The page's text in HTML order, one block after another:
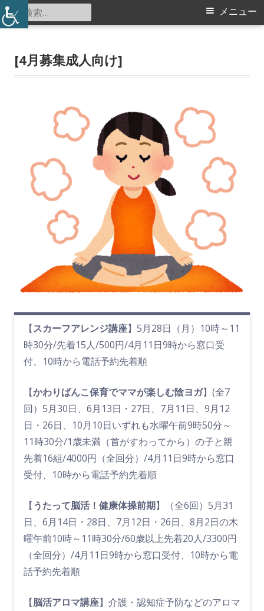
コ
ン
仲町台地区センター
メ
メニュー
検
索:
[4月募集成人向け]
【スカーフアレンジ講座】5月28日（月）10時～11
時30分/先着15人/500円/4月11日9時から窓口受
付、10時から電話予約先着順
【かわりばんこ保育でママが楽しむ陰ヨガ】(全7
回）5月30日、6月13日・27日、7月11日、9月12
日・26日、10月10日いずれも水曜午前9時50分～
11時30分/1歳未満（首がすわってから）の子と親
先着16組/4000円（全回分）/4月11日9時から窓口
受付、10時から電話予約先着順
【うたって脳活！健康体操前期】（全6回）5月31
日、6月14日・28日、7月12日・26日、8月2日の木
曜午前10時～11時30分/60歳以上先着20人/3300円
（全回分）/4月11日9時から窓口受付、10時から電
話予約先着順
【脳活アロマ講座】介護・認知症予防などのアロマ